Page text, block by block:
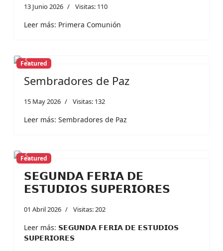
13 Junio 2026 Visitas: 110
Leer más: Primera Comunión
Previous
Featured
Sembradores de Paz
15 May 2026 Visitas: 132
Leer más: Sembradores de Paz
Previous
Featured
𝗦𝗘𝗚𝗨𝗡𝗗𝗔 𝗙𝗘𝗥𝗜𝗔 𝗗𝗘
𝗘𝗦𝗧𝗨𝗗𝗜𝗢𝗦 𝗦𝗨𝗣𝗘𝗥𝗜𝗢𝗥𝗘𝗦
01 Abril 2026 Visitas: 202
Leer más: 𝗦𝗘𝗚𝗨𝗡𝗗𝗔 𝗙𝗘𝗥𝗜𝗔 𝗗𝗘 𝗘𝗦𝗧𝗨𝗗𝗜𝗢𝗦
𝗦𝗨𝗣𝗘𝗥𝗜𝗢𝗥𝗘𝗦